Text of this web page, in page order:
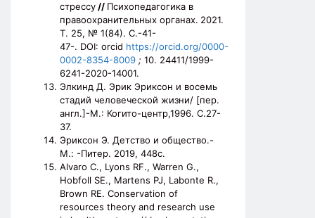
стрессу// Психопедагогика в
правоохранительных органах. 2021.
Т. 25, № 1(84). С.-41-
47-. DOI: orcid https://orcid.org/0000-
0002-8354-8009 ; 10. 24411/1999-
6241-2020-14001.
Элкинд Д. Эрик Эриксон и восемь
стадий человеческой жизни/ [пер.
англ.]-М.: Когито-центр,1996. С.27-
37.
Эриксон Э. Детство и общество.-
М.: -Питер. 2019, 448с.
Alvaro C., Lyons RF., Warren G.,
Hobfoll SE., Martens PJ, Labonte R.,
Brown RE. Conservation of
resources theory and research use